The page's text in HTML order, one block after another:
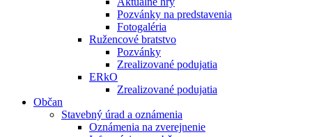
Pozvánky na predstavenia
Fotogaléria
Ružencové bratstvo
Pozvánky
Zrealizované podujatia
ERkO
Zrealizované podujatia
Občan
Stavebný úrad a oznámenia
Oznámenia na zverejnenie